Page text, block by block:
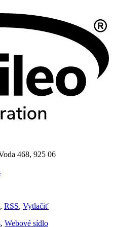
468, 925 06
, RSS, Vytlačiť
, Webové sídlo